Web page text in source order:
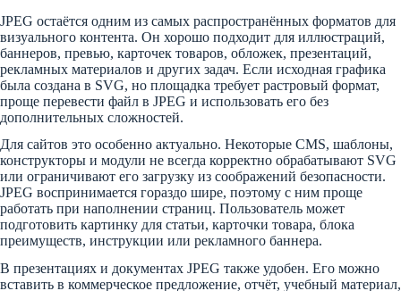
JPEG остаётся одним из самых распространённых форматов для
визуального контента. Он хорошо подходит для иллюстраций,
баннеров, превью, карточек товаров, обложек, презентаций,
рекламных материалов и других задач. Если исходная графика
была создана в SVG, но площадка требует растровый формат,
проще перевести файл в JPEG и использовать его без
дополнительных сложностей.
Для сайтов это особенно актуально. Некоторые CMS, шаблоны,
конструкторы и модули не всегда корректно обрабатывают SVG
или ограничивают его загрузку из соображений безопасности.
JPEG воспринимается гораздо шире, поэтому с ним проще
работать при наполнении страниц. Пользователь может
подготовить картинку для статьи, карточки товара, блока
преимуществ, инструкции или рекламного баннера.
В презентациях и документах JPEG также удобен. Его можно
вставить в коммерческое предложение, отчёт, учебный материал,